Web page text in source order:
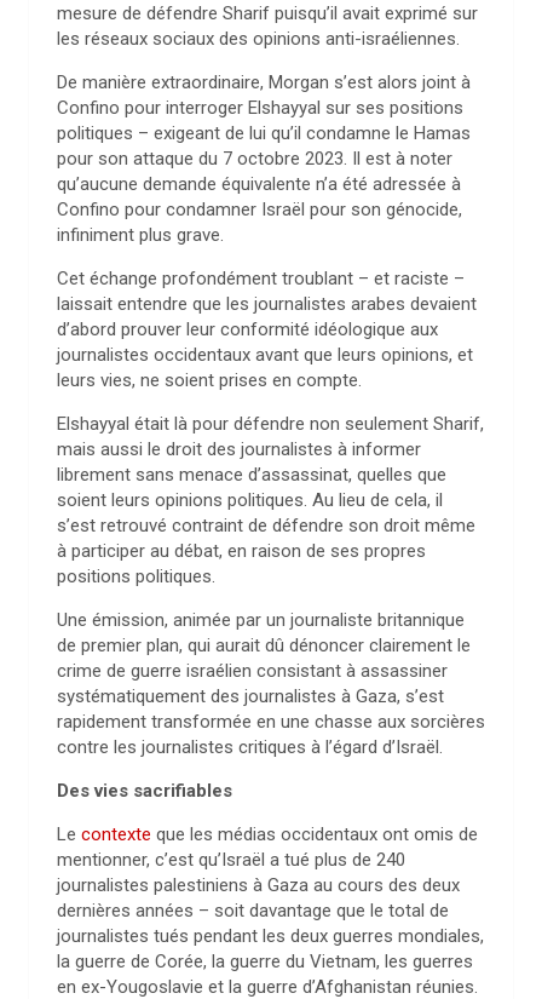
mesure de défendre Sharif puisqu’il avait exprimé sur
les réseaux sociaux des opinions anti-israéliennes.
De manière extraordinaire, Morgan s’est alors joint à
Confino pour interroger Elshayyal sur ses positions
politiques – exigeant de lui qu’il condamne le Hamas
pour son attaque du 7 octobre 2023. Il est à noter
qu’aucune demande équivalente n’a été adressée à
Confino pour condamner Israël pour son génocide,
infiniment plus grave.
Cet échange profondément troublant – et raciste –
laissait entendre que les journalistes arabes devaient
d’abord prouver leur conformité idéologique aux
journalistes occidentaux avant que leurs opinions, et
leurs vies, ne soient prises en compte.
Elshayyal était là pour défendre non seulement Sharif,
mais aussi le droit des journalistes à informer
librement sans menace d’assassinat, quelles que
soient leurs opinions politiques. Au lieu de cela, il
s’est retrouvé contraint de défendre son droit même
à participer au débat, en raison de ses propres
positions politiques.
Une émission, animée par un journaliste britannique
de premier plan, qui aurait dû dénoncer clairement le
crime de guerre israélien consistant à assassiner
systématiquement des journalistes à Gaza, s’est
rapidement transformée en une chasse aux sorcières
contre les journalistes critiques à l’égard d’Israël.
Des vies sacrifiables
Le contexte que les médias occidentaux ont omis de
mentionner, c’est qu’Israël a tué plus de 240
journalistes palestiniens à Gaza au cours des deux
dernières années – soit davantage que le total de
journalistes tués pendant les deux guerres mondiales,
la guerre de Corée, la guerre du Vietnam, les guerres
en ex-Yougoslavie et la guerre d’Afghanistan réunies.